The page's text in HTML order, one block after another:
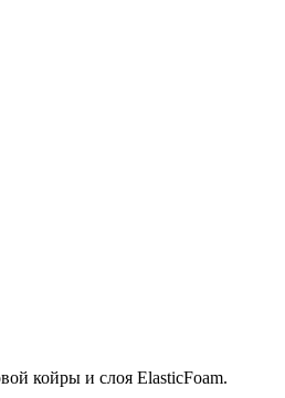
койры и слоя ElasticFoam.